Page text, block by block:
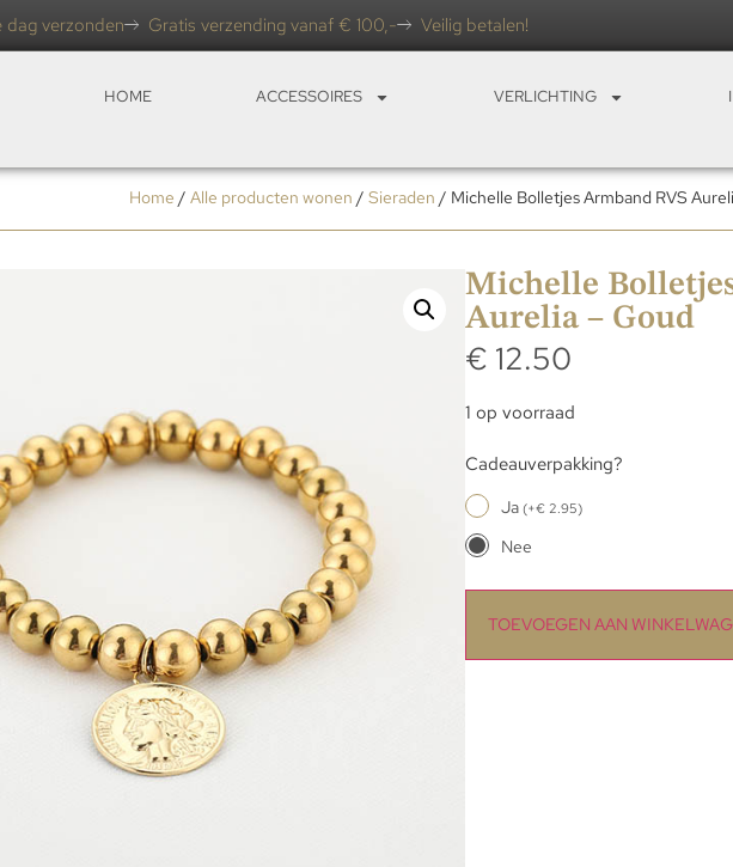
verzonden Gratis verzending vanaf € 100,- Veilig betalen!
HOME ACCESSOIRES VERLICHTING
Home / Alle producten wonen / Sieraden / Michelle Bolletjes Armband RVS
Michelle
Aurelia – Goud
€ 12.50
1 op voorraad
Cadeauverpakking?
Ja (+€ 2.95)
Nee
TOEVOEGEN AAN